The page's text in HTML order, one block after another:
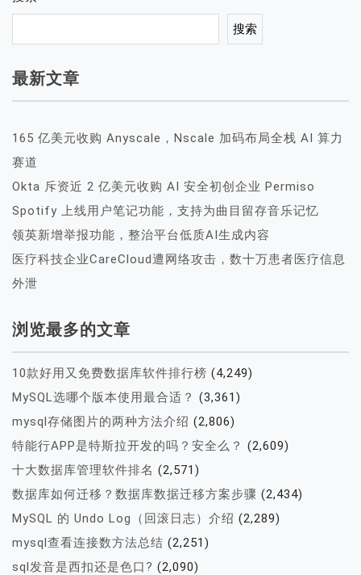
搜索
最新文章
165 亿美元收购 Anyscale，Nscale 加码布局全栈 AI 算力
赛道
Okta 斥资近 2 亿美元收购 AI 安全初创企业 Permiso
Spotify 上线用户笔记功能，支持为曲目留存音乐记忆
领英新增举报功能，整治平台低质AI生成内容
医疗科技企业CareCloud遭网络攻击，数十万患者医疗信息
外泄
浏览最多的文章
10款好用又免费数据库软件排行榜 (4,249)
MySQL选哪个版本使用最合适？ (3,361)
mysql存储图片的两种方法介绍 (2,806)
特能行APP是特斯拉开发的吗？安全么？ (2,609)
十大数据库管理软件排名 (2,571)
数据库如何迁移？数据库数据迁移方案步骤 (2,434)
MySQL 的 Undo Log（回滚日志）介绍 (2,289)
mysql查看连接数方法总结 (2,251)
sql发音是西扣还是色口? (2,090)